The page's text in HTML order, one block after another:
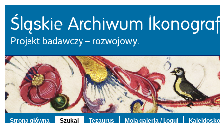
Strona główna Szukaj Tezaurus Moja galeria / Loguj